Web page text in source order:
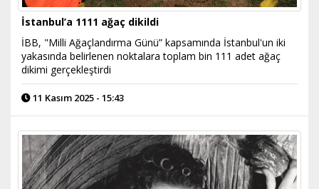
İstanbul’a 1111 ağaç dikildi
İBB, "Milli Ağaçlandırma Günü” kapsamında İstanbul'un iki
yakasında belirlenen noktalara toplam bin 111 adet ağaç
dikimi gerçekleştirdi
11 Kasım 2025 - 15:43